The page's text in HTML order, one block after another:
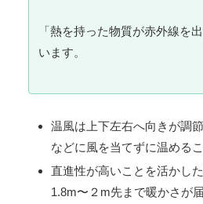
「熱を持った物質が赤外線を
います。
温風は上下左右へ向きが調
などに風を当てずに温める
直進性が高いことを活かし
1.8m〜２m先まで暖かさが届